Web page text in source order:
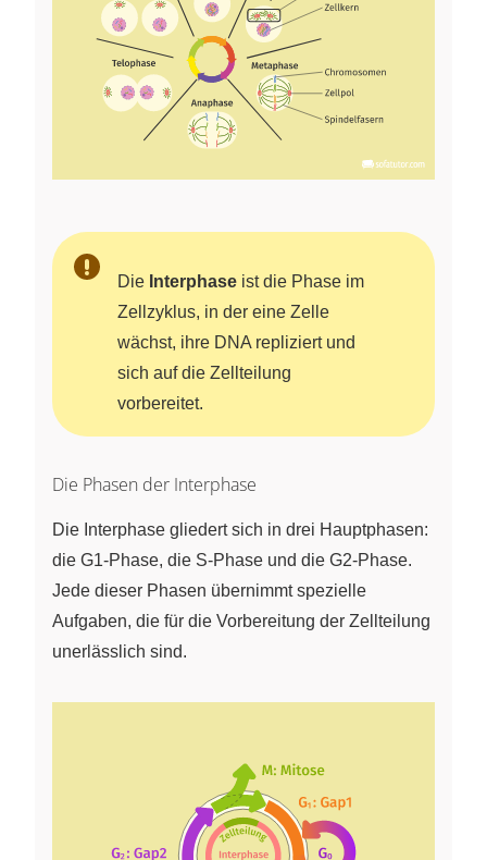
Die Interphase ist die Phase im
Zellzyklus, in der eine Zelle
wächst, ihre DNA repliziert und
sich auf die Zellteilung
vorbereitet.
Die Phasen der Interphase
Die Interphase gliedert sich in drei Hauptphasen:
die G1-Phase, die S-Phase und die G2-Phase.
Jede dieser Phasen übernimmt spezielle
Aufgaben, die für die Vorbereitung der Zellteilung
unerlässlich sind.